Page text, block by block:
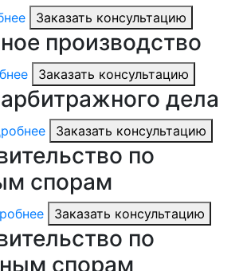
Заказать консультацию
производство
Заказать консультацию
дела
Заказать консультацию
по
спорам
Заказать консультацию
по
спорам